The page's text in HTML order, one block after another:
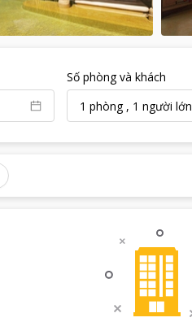
Số phòng và khách
1 phòng, 1 người lớn